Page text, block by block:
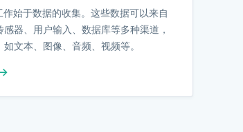
作始于数据的收集。这些数据可以来自
器、用户输入、数据库等多种渠道，
文本、图像、音频、视频等。